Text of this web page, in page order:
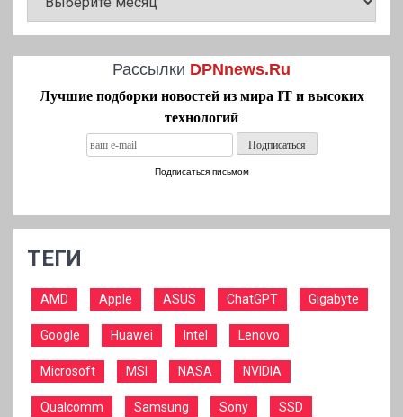
Рассылки DPNnews.Ru
Лучшие подборки новостей из мира IT и высоких
технологий
Подписаться письмом
ТЕГИ
AMD Apple ASUS ChatGPT Gigabyte
Google Huawei Intel Lenovo
Microsoft MSI NASA NVIDIA
Qualcomm Samsung Sony SSD